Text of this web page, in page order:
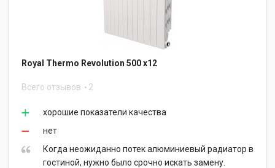
Royal Thermo Revolution 500 x12
Всего отзывов 2
хорошие показатели качества
нет
Когда неожиданно потек алюминиевый радиатор в
гостиной, нужно было срочно искать замену.